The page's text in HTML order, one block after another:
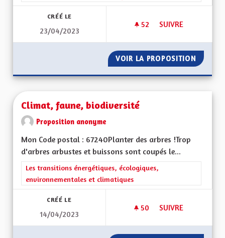
CRÉÉ LE
23/04/2023
52 52 ABONNÉS
SUIVRE
VOIR LA PROPOSITION
Climat, faune, biodiversité
Proposition anonyme
Mon Code postal : 67240Planter des arbres !Trop
d'arbres arbustes et buissons sont coupés le...
Filtrer les résultats de la catégorie : Les transitions
Les transitions énergétiques, écologiques,
environnementales et climatiques
CRÉÉ LE
14/04/2023
50 50 ABONNÉS
SUIVRE